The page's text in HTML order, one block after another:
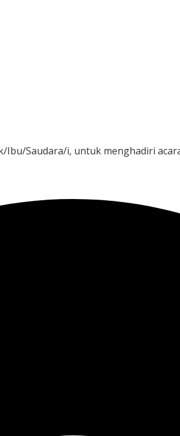
Ibu/Saudara/i, untuk menghadiri